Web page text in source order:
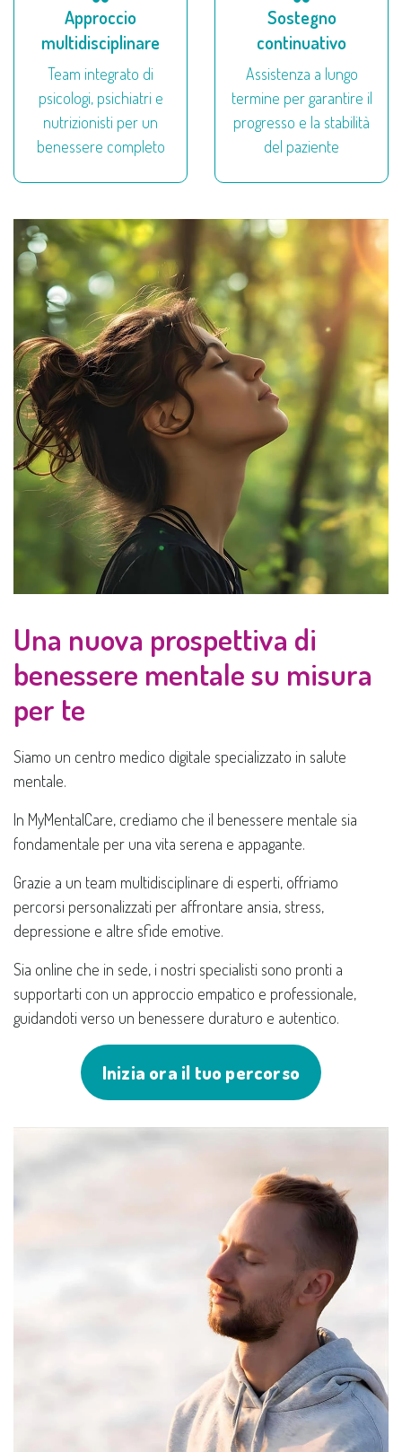
Approccio
multidisciplinare
Team integrato di
psicologi, psichiatri e
nutrizionisti per un
benessere completo
Sostegno
continuativo
Assistenza a lungo
termine per garantire il
progresso e la stabilità
del paziente
Una nuova prospettiva di
benessere mentale su misura
per te
Siamo un centro medico digitale specializzato in salute
mentale.
In MyMentalCare, crediamo che il benessere mentale sia
fondamentale per una vita serena e appagante.
Grazie a un team multidisciplinare di esperti, offriamo
percorsi personalizzati per affrontare ansia, stress,
depressione e altre sfide emotive.
Sia online che in sede, i nostri specialisti sono pronti a
supportarti con un approccio empatico e professionale,
guidandoti verso un benessere duraturo e autentico.
Inizia ora il tuo percorso